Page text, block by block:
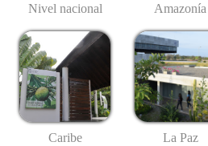
Nivel nacional Amazonía
Caribe La Paz